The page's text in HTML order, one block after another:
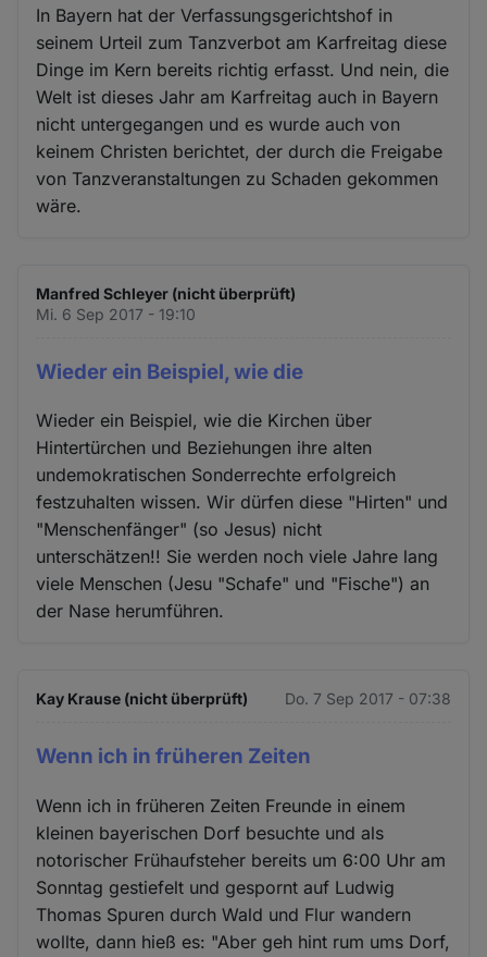
In Bayern hat der Verfassungsgerichtshof in
seinem Urteil zum Tanzverbot am Karfreitag diese
Dinge im Kern bereits richtig erfasst. Und nein, die
Welt ist dieses Jahr am Karfreitag auch in Bayern
nicht untergegangen und es wurde auch von
keinem Christen berichtet, der durch die Freigabe
von Tanzveranstaltungen zu Schaden gekommen
wäre.
Manfred Schleyer (nicht überprüft)
Mi. 6 Sep 2017 - 19:10
Wieder ein Beispiel, wie die
Wieder ein Beispiel, wie die Kirchen über
Hintertürchen und Beziehungen ihre alten
undemokratischen Sonderrechte erfolgreich
festzuhalten wissen. Wir dürfen diese "Hirten" und
"Menschenfänger" (so Jesus) nicht
unterschätzen!! Sie werden noch viele Jahre lang
viele Menschen (Jesu "Schafe" und "Fische") an
der Nase herumführen.
Kay Krause (nicht überprüft) Do. 7 Sep 2017 - 07:38
Wenn ich in früheren Zeiten
Wenn ich in früheren Zeiten Freunde in einem
kleinen bayerischen Dorf besuchte und als
notorischer Frühaufsteher bereits um 6:00 Uhr am
Sonntag gestiefelt und gespornt auf Ludwig
Thomas Spuren durch Wald und Flur wandern
wollte, dann hieß es: "Aber geh hint rum ums Dorf,